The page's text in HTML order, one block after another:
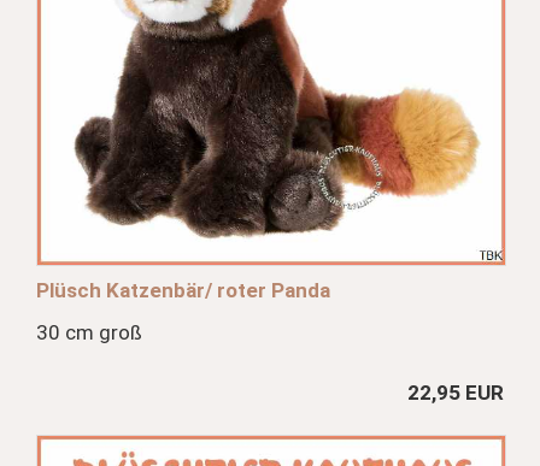
Plüsch Katzenbär/ roter Panda
30 cm groß
22,95 EUR